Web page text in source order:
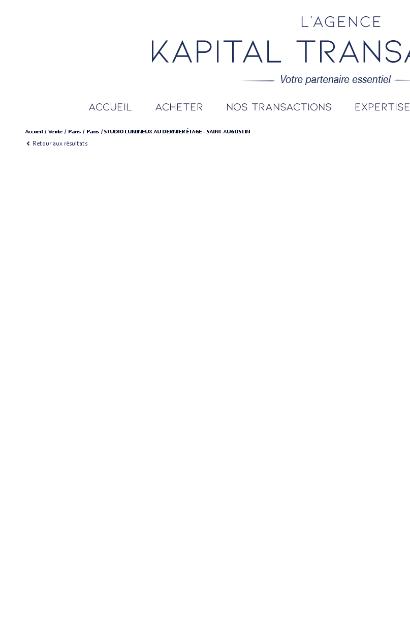
L'agence
accueil acheter nos transactions expertise
Accueil Vente Paris Paris STUDIO LUMINEUX AU DERNIER ÉTAGE – SAINT-AUGUSTIN
Retour aux résultats